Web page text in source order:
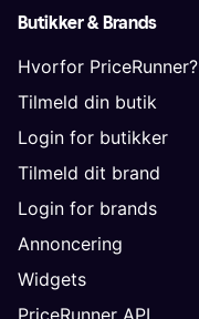
Butikker & Brands
Hvorfor PriceRunner?
Tilmeld din butik
Login for butikker
Tilmeld dit brand
Login for brands
Annoncering
Widgets